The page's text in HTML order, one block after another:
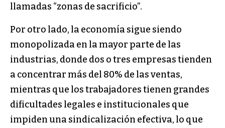
llamadas “zonas de sacrificio”.
Por otro lado, la economía sigue siendo
monopolizada en la mayor parte de las
industrias, donde dos o tres empresas tienden
a concentrar más del 80% de las ventas,
mientras que los trabajadores tienen grandes
dificultades legales e institucionales que
impiden una sindicalización efectiva, lo que